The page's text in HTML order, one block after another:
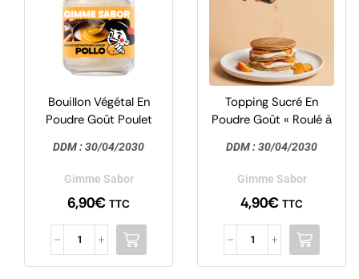
Bouillon Végétal En
Poudre Goût Poulet
DDM :30/04/2030
Gimme Sabor
6,90€ TTC
Topping Sucré En
Poudre Goût « Roulé à
Gimme Sabor
DDM : 30/04/2030
Gimme Sabor
4,90€ TTC